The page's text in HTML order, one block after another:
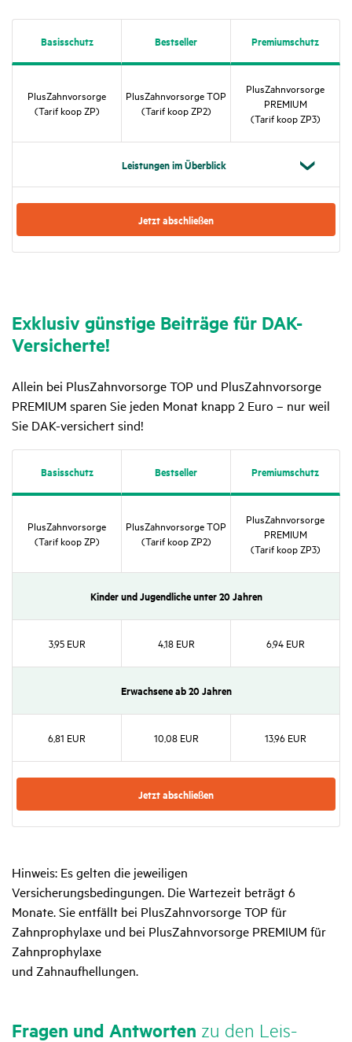
Basis­schutz Best­seller Premi­um­schutz
Plus­Zahn­vor­sorge
(Tarif koop ZP)
Plus­Zahn­vor­sorge TOP
(Tarif koop ZP2)
Plus­Zahn­vor­sorge
PREMIUM
(Tarif koop ZP3)
Leis­tungen im Über­blick
Jetzt abschließen
Exklusiv güns­tige Beiträge für DAK-
Versi­cherte!
Allein bei PlusZahnvorsorge TOP und PlusZahnvorsorge
PREMIUM sparen Sie jeden Monat knapp 2 Euro – nur weil
Sie DAK-versichert sind!
Basis­schutz Best­seller Premi­um­schutz
Plus­Zahn­vor­sorge
(Tarif koop ZP)
Plus­Zahn­vor­sorge TOP
(Tarif koop ZP2)
Plus­Zahn­vor­sorge
PREMIUM
(Tarif koop ZP3)
Kinder und Jugend­liche unter 20 Jahren
3,95 EUR 4,18 EUR 6,94 EUR
Erwach­sene ab 20 Jahren
6,81 EUR 10,08 EUR 13,96 EUR
Jetzt abschließen
Hinweis: Es gelten die jeweiligen
Versicherungsbedingungen. Die Wartezeit beträgt 6
Monate. Sie entfällt bei PlusZahnvorsorge TOP für
Zahnprophylaxe und bei PlusZahnvorsorge PREMIUM für
Zahnprophylaxe
und Zahnaufhellungen.
Fragen und Antworten zu den Leis­